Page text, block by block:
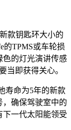
款钥匙环大小的
的TPMS或车轮损
色的灯光演讲传感
当即获得关心。
寿命为5年的新款
确保驾驶室中的
一代太阳能领受